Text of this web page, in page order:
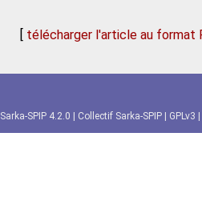
[ télécharger l'article au format
Sarka-SPIP 4.2.0 Collectif Sarka-SPIP GPLv3